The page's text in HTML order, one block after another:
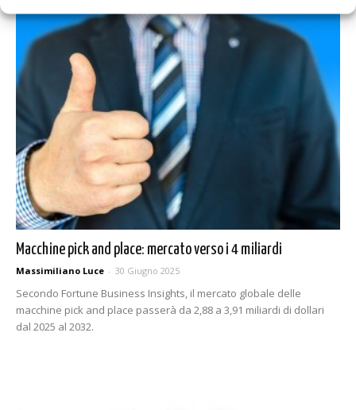
Macchine pick and place: mercato verso i 4 miliardi
Massimiliano Luce - 30 Giugno 2025
Secondo Fortune Business Insights, il mercato globale delle
macchine pick and place passerà da 2,88 a 3,91 miliardi di dollari
dal 2025 al 2032.